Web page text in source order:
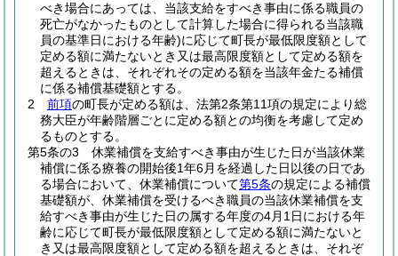
べき場合にあっては、当該支給をすべき事由に係る職員の
死亡がなかったものとして計算した場合に得られる当該職
員の基準日における年齢)に応じて町長が最低限度額として
定める額に満たないとき又は最高限度額として定める額を
超えるときは、それぞれその定める額を当該年金たる補償
に係る補償基礎額とする。
2
前項の町長が定める額は、法第2条第11項の規定により総
務大臣が年齢階層ごとに定める額との均衡を考慮して定め
るものとする。
第5条の3
休業補償を支給すべき事由が生じた日が当該休業
補償に係る療養の開始後1年6月を経過した日以後の日であ
る場合において、休業補償について第5条の規定による補償
基礎額が、休業補償を受けるべき職員の当該休業補償を支
給すべき事由が生じた日の属する年度の4月1日における年
齢に応じて町長が最低限度額として定める額に満たないと
き又は最高限度額として定める額を超えるときは、それぞ